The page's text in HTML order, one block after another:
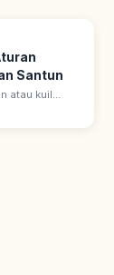
Santun
atau kuil
kaki, cara